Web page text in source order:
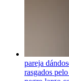
pareja
rasgados